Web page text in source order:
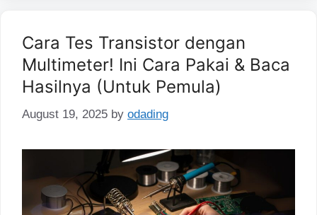
Cara Tes Transistor dengan
Multimeter! Ini Cara Pakai & Baca
Hasilnya (Untuk Pemula)
August 19, 2025 by odading